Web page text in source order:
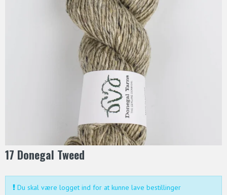
17 Donegal Tweed
Du skal være logget ind for at kunne lave bestillinger